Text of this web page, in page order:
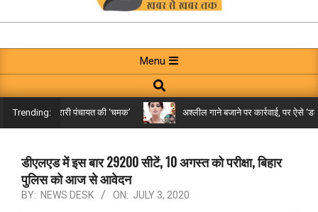
BIHAR
AAPTAK
Navigation
Menu
Menu
Search
Trending:
तक पहुंची गरारी पंचायत की ‘चमक’ अश्लील गाने बजाने पर कार्रवाई, पर ऐसे ‘डबल
डीएलएड में इस बार 29200 सीटें, 10 अगस्त को परीक्षा, बिहार
पुलिस को आज से आवेदन
BY: NEWS DESK ON: JULY 3, 2020